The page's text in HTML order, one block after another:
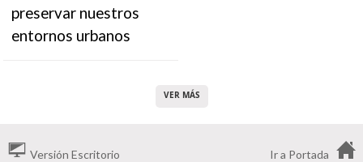
preservar nuestros
entornos urbanos
VER MÁS
Versión Escritorio Ir a Portada